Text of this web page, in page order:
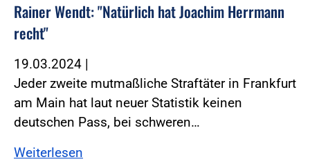
Rainer Wendt: "Natürlich hat Joachim Herrmann
recht"
19.03.2024 |
Jeder zweite mutmaßliche Straftäter in Frankfurt
am Main hat laut neuer Statistik keinen
deutschen Pass, bei schweren…
Weiterlesen